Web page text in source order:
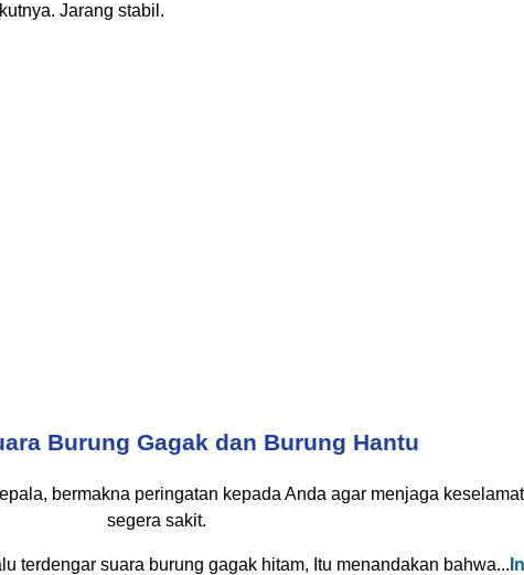
Jarang stabil.
Burung Gagak dan Burung Hantu
bermakna peringatan kepada Anda agar menjaga
segera sakit.
terdengar suara burung gagak hitam, Itu menandakan bahwa...